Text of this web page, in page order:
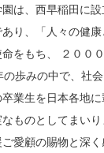
は、西早稲田に
り、「人々の健
をもち、 ２００
歩みの中で、社
業生を日本各地
ものとしてまい
愛顧の賜物と深く